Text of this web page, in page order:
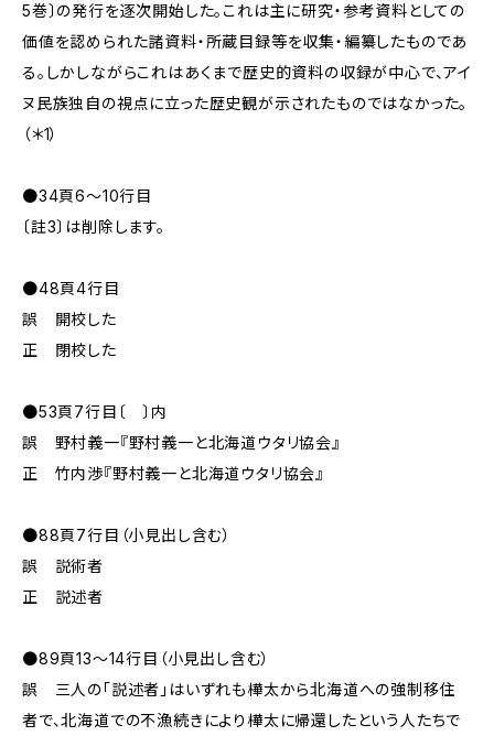
5巻〕の発行を逐次開始した。これは主に研究・参考資料としての
価値を認められた諸資料・所蔵目録等を収集・編纂したものであ
る。しかしながらこれはあくまで歴史的資料の収録が中心で、アイ
ヌ民族独自の視点に立った歴史観が示されたものではなかった。
（＊1）
●34頁6～10行目
〔註3〕は削除します。
●48頁4行目
誤 開校した
正 閉校した
●53頁7行目〔 〕内
誤 野村義一『野村義一と北海道ウタリ協会』
正 竹内渉『野村義一と北海道ウタリ協会』
●88頁7行目（小見出し含む）
誤 説術者
正 説述者
●89頁13～14行目（小見出し含む）
誤 三人の「説述者」はいずれも樺太から北海道への強制移住
者で、北海道での不漁続きにより樺太に帰還したという人たちで